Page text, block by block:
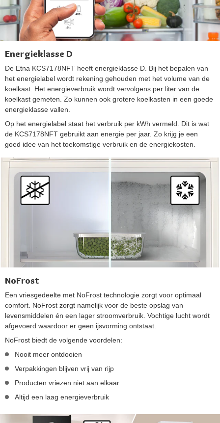
Energieklasse D
De Etna KCS7178NFT heeft energieklasse D. Bij het bepalen van
het energielabel wordt rekening gehouden met het volume van de
koelkast. Het energieverbruik wordt vervolgens per liter van de
koelkast gemeten. Zo kunnen ook grotere koelkasten in een goede
energieklasse vallen.
Op het energielabel staat het verbruik per kWh vermeld. Dit is wat
de KCS7178NFT gebruikt aan energie per jaar. Zo krijg je een
goed idee van het toekomstige verbruik en de energiekosten.
NoFrost
Een vriesgedeelte met NoFrost technologie zorgt voor optimaal
comfort. NoFrost zorgt namelijk voor de beste opslag van
levensmiddelen én een lager stroomverbruik. Vochtige lucht wordt
afgevoerd waardoor er geen ijsvorming ontstaat.
NoFrost biedt de volgende voordelen:
Nooit meer ontdooien
Verpakkingen blijven vrij van rijp
Producten vriezen niet aan elkaar
Altijd een laag energieverbruik